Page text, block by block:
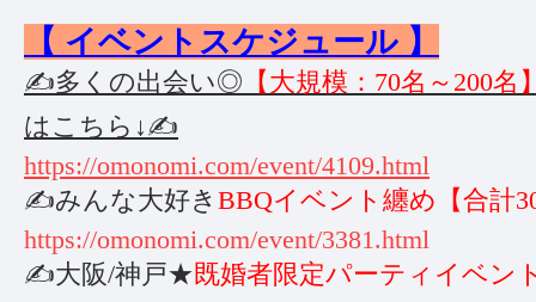
【 イベントスケジュール 】
✍️多くの出会い◎ 【大規模：70名～200
はこちら↓✍️
https://omonomi.com/event/4109.html
✍️みんな大好き BBQイベント纏め【合計
https://omonomi.com/event/3381.html
✍️大阪/神戸★既婚者限定パーティイベン